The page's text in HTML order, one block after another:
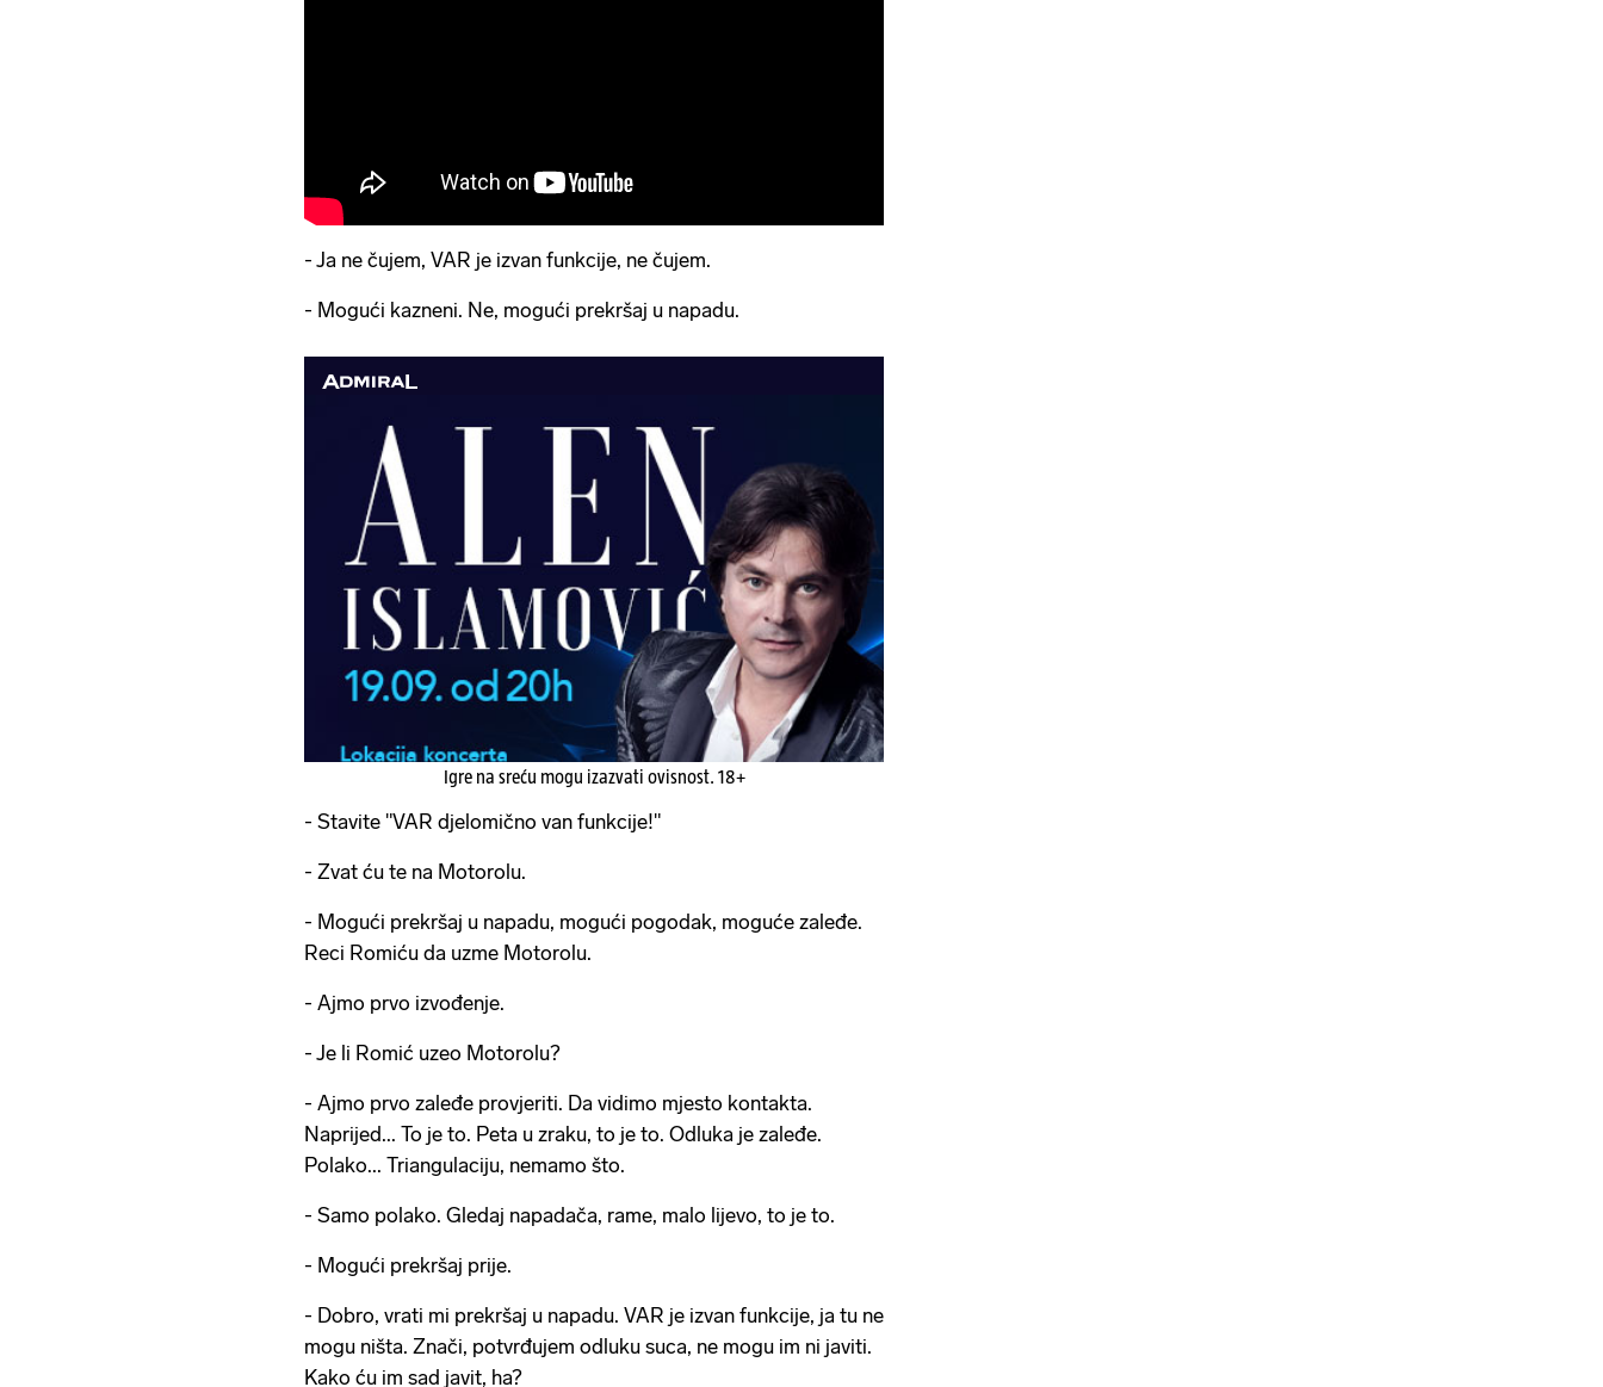
- Ja ne čujem, VAR je izvan funkcije, ne čujem.
- Mogući kazneni. Ne, mogući prekršaj u napadu.
Igre na sreću mogu izazvati ovisnost. 18+
- Stavite "VAR djelomično van funkcije!"
- Zvat ću te na Motorolu.
- Mogući prekršaj u napadu, mogući pogodak, moguće zaleđe.
Reci Romiću da uzme Motorolu.
- Ajmo prvo izvođenje.
- Je li Romić uzeo Motorolu?
- Ajmo prvo zaleđe provjeriti. Da vidimo mjesto kontakta.
Naprijed... To je to. Peta u zraku, to je to. Odluka je zaleđe.
Polako... Triangulaciju, nemamo što.
- Samo polako. Gledaj napadača, rame, malo lijevo, to je to.
- Mogući prekršaj prije.
- Dobro, vrati mi prekršaj u napadu. VAR je izvan funkcije, ja tu ne
mogu ništa. Znači, potvrđujem odluku suca, ne mogu im ni javiti.
Kako ću im sad javit, ha?